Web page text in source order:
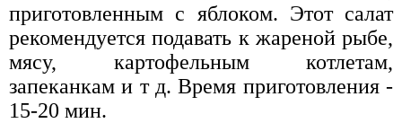
приготовленным с яблоком. Этот салат
рекомендуется подавать к жареной рыбе,
мясу, картофельным котлетам,
запеканкам и т д. Время приготовления -
15-20 мин.